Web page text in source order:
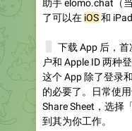
助手 elomo.chat（
了可以在 iOS和
下载 App 后，
户和 Apple ID 两种
这个 App 除了登录
的必要了。日常使
Share Sheet，选择
到其为你工作。